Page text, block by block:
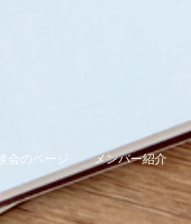
会のページ メンバー紹介